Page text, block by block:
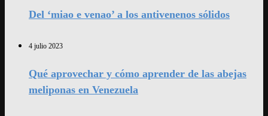
Del ‘miao e venao’ a los antivenenos sólidos
4 julio 2023
Qué aprovechar y cómo aprender de las abejas
meliponas en Venezuela